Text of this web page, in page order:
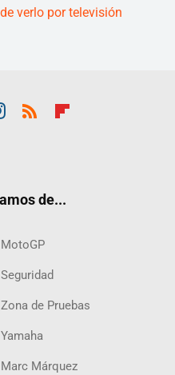
verlo por televisión
de...
MotoGP
Seguridad
Zona de Pruebas
Yamaha
Marc Márquez